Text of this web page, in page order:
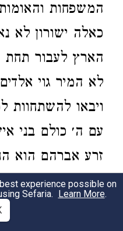
המשפחות
כאלה ישורון לא
הארץ לעבור
לא המיר גוי
ויבאו להשתחוות
עם ה׳ כולם בני
זרע אברהם הוא
וממנו ליצחק
נמשכה האמונה
experience possible on
Sefaria. Learn More.